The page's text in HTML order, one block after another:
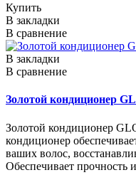
Купить
В закладки
В сравнение
В закладки
В сравнение
Золотой кондиционер
Золотой кондиционер
кондиционер
ваших волос,
Обеспечивает прочность